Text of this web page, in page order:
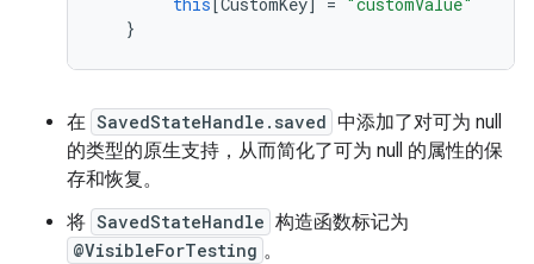
}
在 SavedStateHandle.saved 中添加了对可为 null
的类型的原生支持，从而简化了可为 null 的属性的保
存和恢复。
将 SavedStateHandle 构造函数标记为
@VisibleForTesting 。